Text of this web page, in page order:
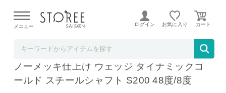
よる配送遅延が発生しております。
メニュー ログイン お気に入り
カスタムスペックブリヂストン BITING SPIN
ノーメッキ仕上げ ウェッジ ダイナミックゴ
ールド スチールシャフト S200 48度/8度